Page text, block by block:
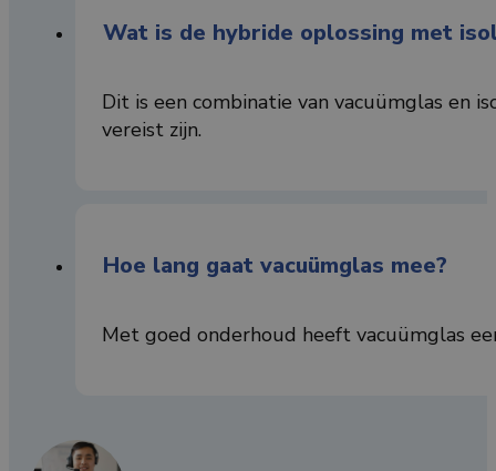
Wat is de hybride oplossing met
Dit is een combinatie van vacuümglas en
vereist zijn.
Hoe lang gaat vacuümglas mee?
Met goed onderhoud heeft vacuümglas